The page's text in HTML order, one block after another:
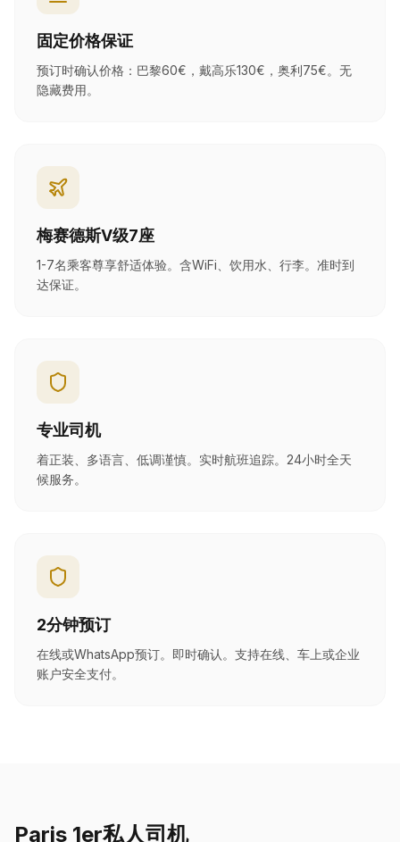
固定价格保证
预订时确认价格：巴黎60€，戴高乐130€，奥利75€。无
隐藏费用。
梅赛德斯V级7座
1-7名乘客尊享舒适体验。含WiFi、饮用水、行李。准时到
达保证。
专业司机
着正装、多语言、低调谨慎。实时航班追踪。24小时全天
候服务。
2分钟预订
在线或WhatsApp预订。即时确认。支持在线、车上或企业
账户安全支付。
Paris 1er私人司机